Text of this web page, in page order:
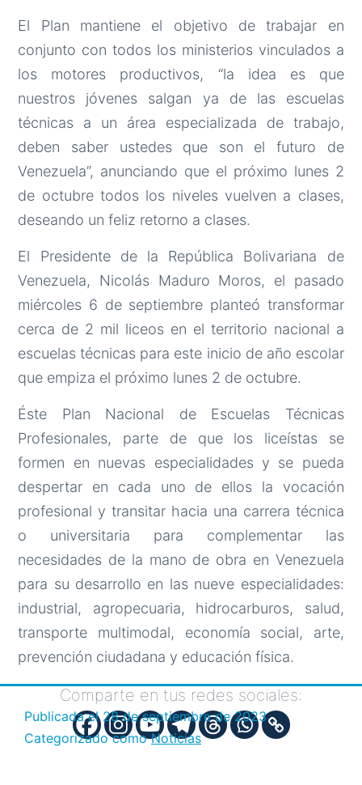
El Plan mantiene el objetivo de trabajar en
conjunto con todos los ministerios vinculados a
los motores productivos, “la idea es que
nuestros jóvenes salgan ya de las escuelas
técnicas a un área especializada de trabajo,
deben saber ustedes que son el futuro de
Venezuela”, anunciando que el próximo lunes 2
de octubre todos los niveles vuelven a clases,
deseando un feliz retorno a clases.
El Presidente de la República Bolivariana de
Venezuela, Nicolás Maduro Moros, el pasado
miércoles 6 de septiembre planteó transformar
cerca de 2 mil liceos en el territorio nacional a
escuelas técnicas para este inicio de año escolar
que empiza el próximo lunes 2 de octubre.
Éste Plan Nacional de Escuelas Técnicas
Profesionales, parte de que los liceístas se
formen en nuevas especialidades y se pueda
despertar en cada uno de ellos la vocación
profesional y transitar hacia una carrera técnica
o universitaria para complementar las
necesidades de la mano de obra en Venezuela
para su desarrollo en las nueve especialidades:
industrial, agropecuaria, hidrocarburos, salud,
transporte multimodal, economía social, arte,
prevención ciudadana y educación física.
Comparte en tus redes sociales:
Publicada el28 de septiembre de 2023
Categorizado comoNoticias